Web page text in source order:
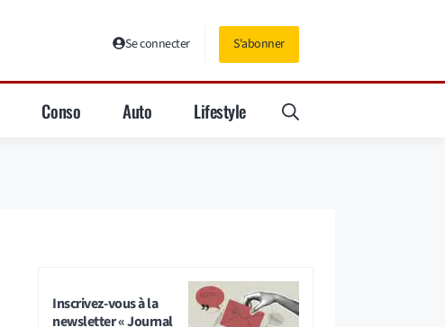
Se connecter S'abonner
Conso Auto Lifestyle
Inscrivez-vous à la
newsletter « Journal